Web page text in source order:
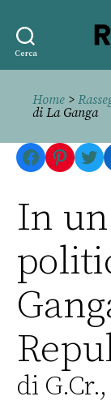
Cerca
Home >
di La Ganga
Facebook
In
di